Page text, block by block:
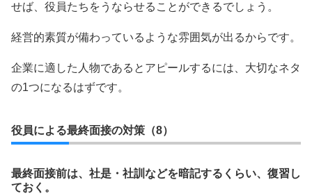
せば、役員たちをうならせることができるでしょう。
経営的素質が備わっているような雰囲気が出るからです。
企業に適した人物であるとアピールするには、大切なネタ
の1つになるはずです。
役員による最終面接の対策（8）
最終面接前は、社是・社訓などを暗記するくらい、復習し
ておく。